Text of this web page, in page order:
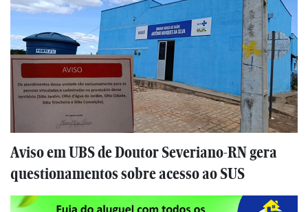
Aviso em UBS de Doutor Severiano-RN gera
questionamentos sobre acesso ao SUS